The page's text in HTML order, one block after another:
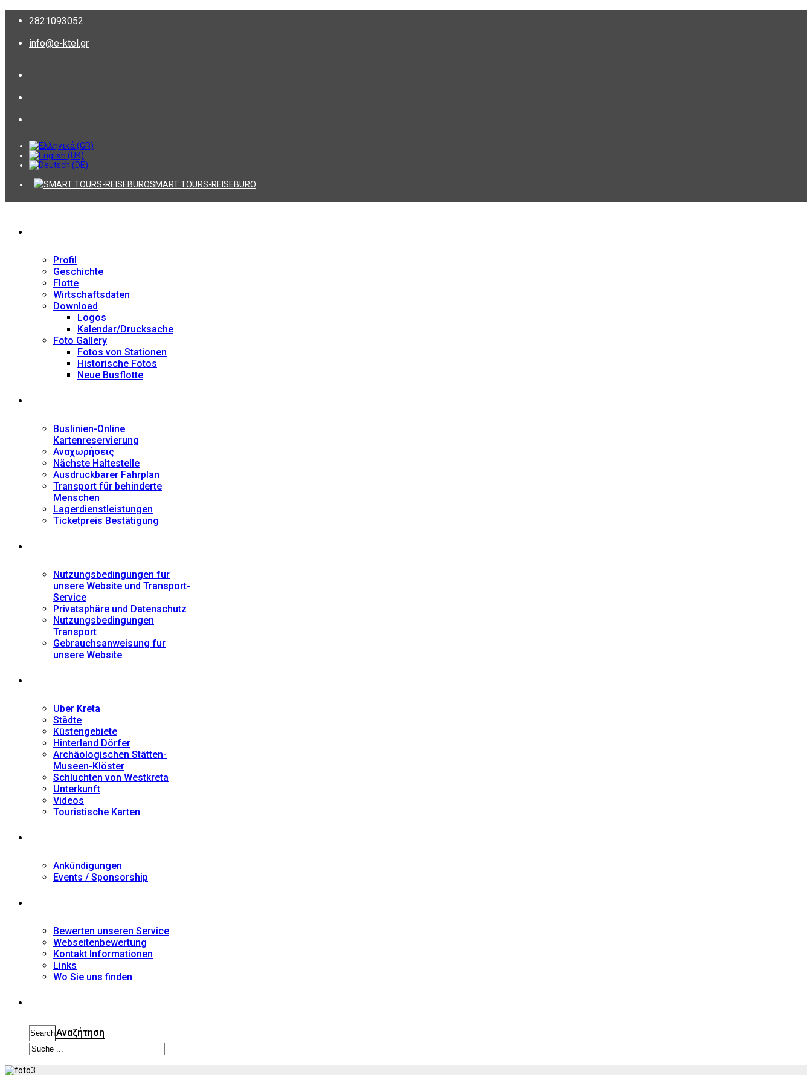
2821093052
info@e-ktel.gr
SMART TOURS-REISEBURO
Profil
Geschichte
Flotte
Wirtschaftsdaten
Download
Logos
Kalendar/Drucksache
Foto Gallery
Fotos von Stationen
Historische Fotos
Neue Busflotte
Buslinien-Online
Kartenreservierung
Αναχωρήσεις
Nächste Haltestelle
Αusdruckbarer Fahrplan
Transport für behinderte
Menschen
Lagerdienstleistungen
Ticketpreis Bestätigung
Nutzungsbedingungen fur
unsere Website und Transport-
Service
Privatsphäre und Datenschutz
Nutzungsbedingungen
Transport
Gebrauchsanweisung fur
unsere Website
Uber Kreta
Städte
Küstengebiete
Hinterland Dörfer
Archäologischen Stätten-
Museen-Klöster
Schluchten von Westkreta
Unterkunft
Videos
Touristische Karten
Ankündigungen
Events / Sponsorship
Bewerten unseren Service
Webseitenbewertung
Kontakt Informationen
Links
Wo Sie uns finden
SearchΑναζήτηση